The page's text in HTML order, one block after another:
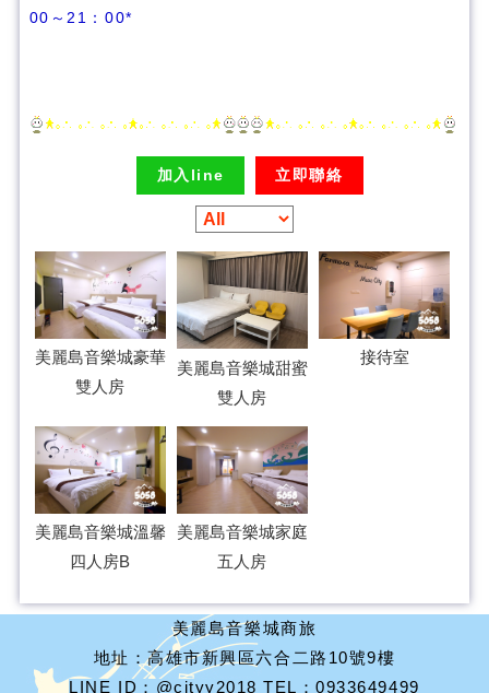
00～21：00*
加入line 立即聯絡
美麗島音樂城豪華
雙人房
美麗島音樂城甜蜜
雙人房
接待室
美麗島音樂城溫馨
四人房B
美麗島音樂城家庭
五人房
美麗島音樂城商旅
地址：高雄市新興區六合二路10號9樓
LINE ID：@cityy2018 TEL：0933649499